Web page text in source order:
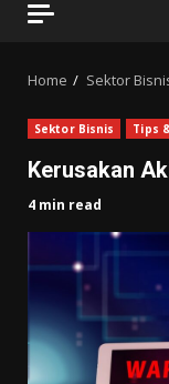
Home Sektor
Sektor Bisnis Tips
Kerusakan
4 min read